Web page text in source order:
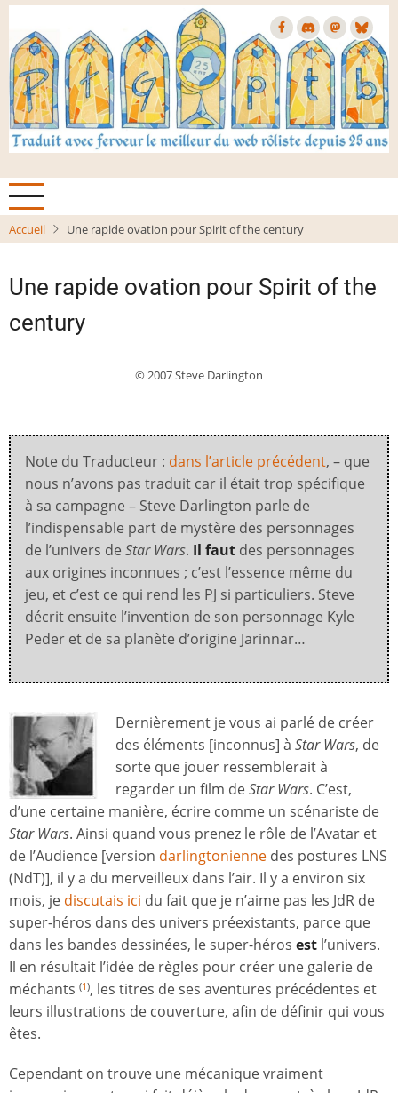
Aller
contenu
principal
Accueil Une rapide ovation pour Spirit of the century
Une rapide ovation pour Spirit of the
century
© 2007 Steve Darlington
Note du Traducteur : dans l’article précédent, – que
nous n’avons pas traduit car il était trop spécifique
à sa campagne – Steve Darlington parle de
l’indispensable part de mystère des personnages
de l’univers de Star Wars. Il faut des personnages
aux origines inconnues ; c’est l’essence même du
jeu, et c’est ce qui rend les PJ si particuliers. Steve
décrit ensuite l’invention de son personnage Kyle
Peder et de sa planète d’origine Jarinnar…
Dernièrement je vous ai parlé de créer
des éléments [inconnus] à Star Wars, de
sorte que jouer ressemblerait à
regarder un film deStar Wars. C’est,
d’une certaine manière, écrire comme un scénariste de
Star Wars. Ainsi quand vous prenez le rôle de l’Avatar et
de l’Audience [version darlingtonienne des postures LNS
(NdT)], il y a du merveilleux dans l’air. Il y a environ six
mois, je discutais ici du fait que je n’aime pas les JdR de
super-héros dans des univers préexistants, parce que
dans les bandes dessinées, le super-héros est l’univers.
Il en résultait l’idée de règles pour créer une galerie de
méchants (1), les titres de ses aventures précédentes et
leurs illustrations de couverture, afin de définir qui vous
êtes.
Cependant on trouve une mécanique vraiment